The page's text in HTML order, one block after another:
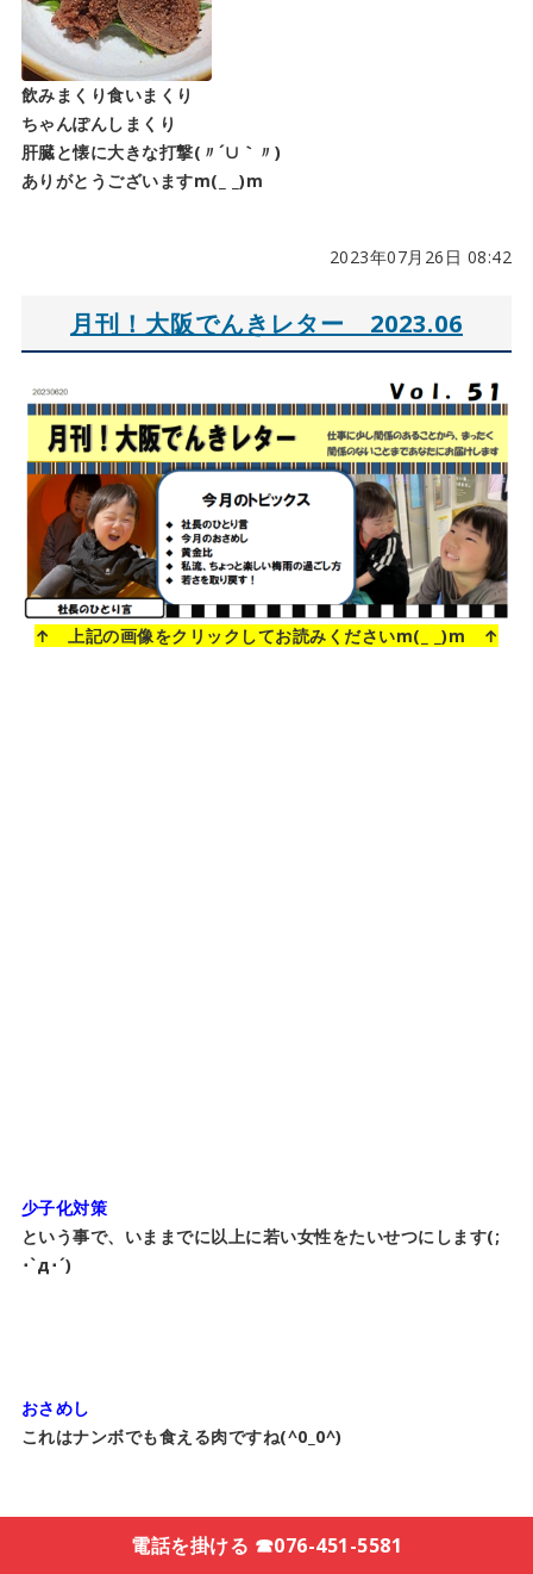
飲みまくり食いまくり
ちゃんぽんしまくり
肝臓と懐に大きな打撃(〃´∪｀〃)ゞ
ありがとうございますm(_ _)m
2023年07月26日 08:42
月刊！大阪でんきレター 2023.06
↑ 上記の画像をクリックしてお読みくださいm(_ _)m ↑
少子化対策
という事で、いままでに以上に若い女性をたいせつにします(;
･`д･´)
おさめし
これはナンボでも食える肉ですね(^0_0^)
電話を掛ける ☎076-451-5581